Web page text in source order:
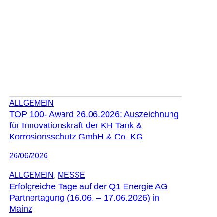
ALLGEMEIN
TOP 100- Award 26.06.2026: Auszeichnung
für Innovationskraft der KH Tank &
Korrosionsschutz GmbH & Co. KG
26/06/2026
ALLGEMEIN , MESSE
Erfolgreiche Tage auf der Q1 Energie AG
Partnertagung (16.06. – 17.06.2026) in
Mainz